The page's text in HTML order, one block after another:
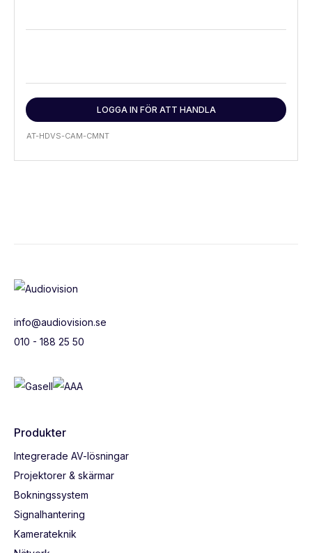
LOGGA IN FÖR ATT HANDLA
AT-HDVS-CAM-CMNT
info@audiovision.se
010 - 188 25 50
Produkter
Integrerade AV-lösningar
Projektorer & skärmar
Bokningssystem
Signalhantering
Kamerateknik